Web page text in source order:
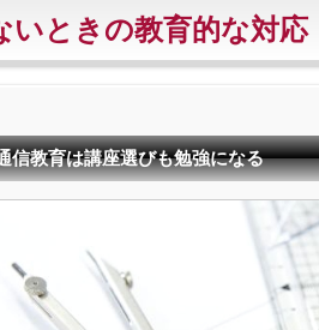
いときの教育的な対応
信教育は講座選びも勉強になる